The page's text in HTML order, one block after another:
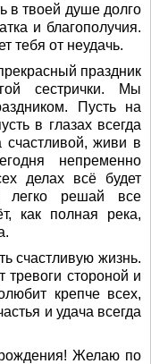
в твоей душе долго
и благополучия.
тебя от неудачь.
праздник
сестрички. Мы
Пусть на
в глазах всегда
счастливой, живи в
непременно
делах всё будет
легко решай все
как полная река,
счастливую жизнь.
тревоги стороной и
крепче всех,
и удача всегда
Желаю по